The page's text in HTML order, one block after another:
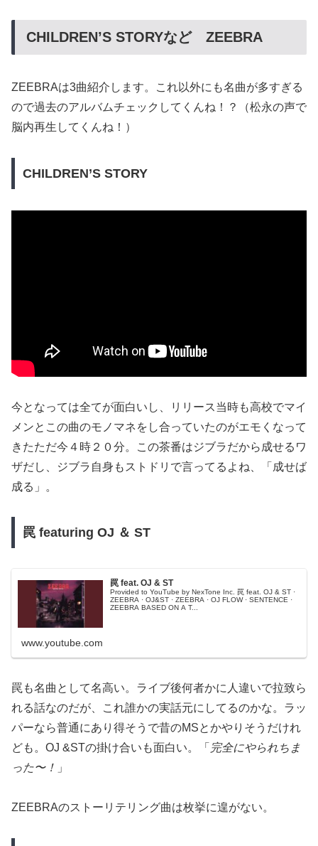
CHILDREN’S STORYなど ZEEBRA
ZEEBRAは3曲紹介します。これ以外にも名曲が多すぎる
ので過去のアルバムチェックしてくんね！？（松永の声で
脳内再生してくんね！）
CHILDREN’S STORY
今となっては全てが面白いし、リリース当時も高校でマイ
メンとこの曲のモノマネをし合っていたのがエモくなって
きたただ今４時２０分。この茶番はジブラだから成せるワ
ザだし、ジブラ自身もストドリで言ってるよね、「成せば
成る」。
罠 featuring OJ ＆ ST
罠 feat. OJ & ST
Provided to YouTube by NexTone Inc. 罠 feat. OJ & ST ·
ZEEBRA · OJ&ST · ZEEBRA · OJ FLOW · SENTENCE ·
ZEEBRA BASED ON A T...
www.youtube.com
罠も名曲として名高い。ライブ後何者かに人違いで拉致ら
れる話なのだが、これ誰かの実話元にしてるのかな。ラッ
パーなら普通にあり得そうで昔のMSとかやりそうだけれ
ども。OJ &STの掛け合いも面白い。「 完全にやられちま
った〜！ 」
ZEEBRAのストーリテリング曲は枚挙に遑がない。